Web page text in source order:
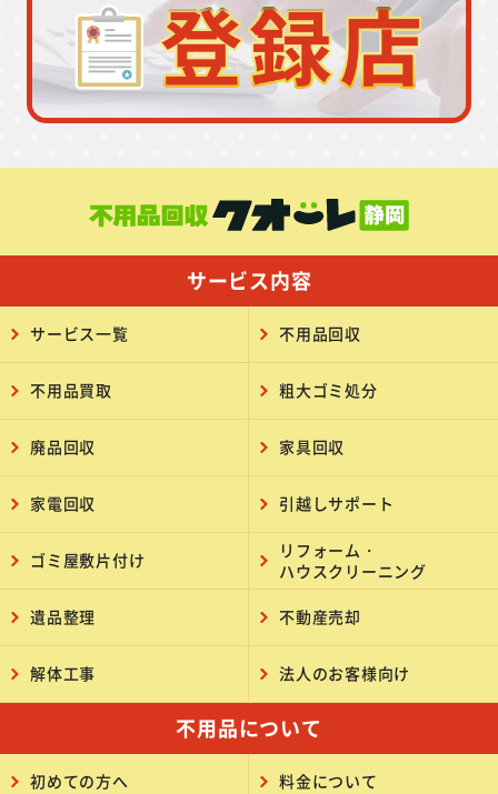
サービス内容
サービス一覧 不用品回収
不用品買取 粗大ゴミ処分
廃品回収 家具回収
家電回収 引越しサポート
ゴミ屋敷片付け
リフォーム・
ハウスクリーニング
遺品整理 不動産売却
解体工事 法人のお客様向け
不用品について
初めての方へ 料金について